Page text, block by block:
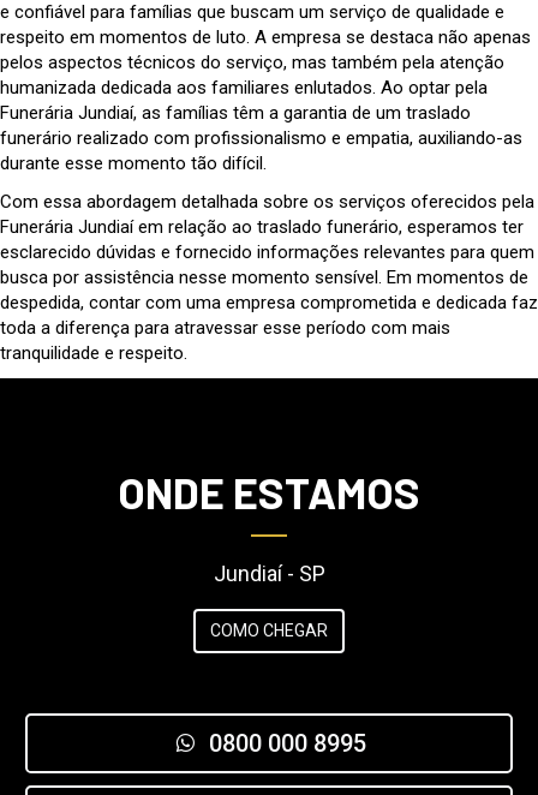
e confiável para famílias que buscam um serviço de qualidade e
respeito em momentos de luto. A empresa se destaca não apenas
pelos aspectos técnicos do serviço, mas também pela atenção
humanizada dedicada aos familiares enlutados. Ao optar pela
Funerária Jundiaí, as famílias têm a garantia de um traslado
funerário realizado com profissionalismo e empatia, auxiliando-as
durante esse momento tão difícil.
Com essa abordagem detalhada sobre os serviços oferecidos pela
Funerária Jundiaí em relação ao traslado funerário, esperamos ter
esclarecido dúvidas e fornecido informações relevantes para quem
busca por assistência nesse momento sensível. Em momentos de
despedida, contar com uma empresa comprometida e dedicada faz
toda a diferença para atravessar esse período com mais
tranquilidade e respeito.
ONDE ESTAMOS
Jundiaí - SP
COMO CHEGAR
0800 000 8995